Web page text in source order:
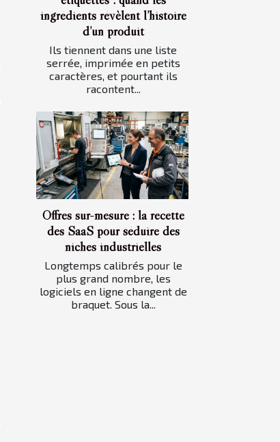
ingrédients révèlent l’histoire
d’un produit
Ils tiennent dans une liste
serrée, imprimée en petits
caractères, et pourtant ils
racontent...
Offres sur-mesure : la recette
des SaaS pour séduire des
niches industrielles
Longtemps calibrés pour le
plus grand nombre, les
logiciels en ligne changent de
braquet. Sous la...